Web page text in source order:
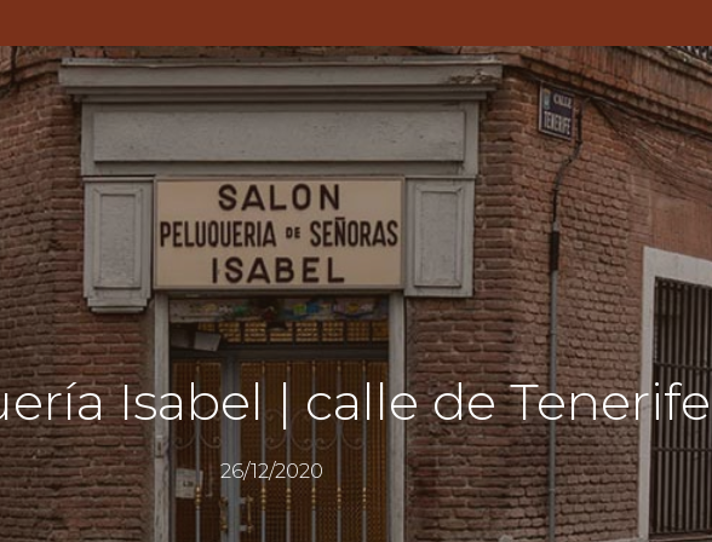
Isabel | calle de Tenerife
26/12/2020